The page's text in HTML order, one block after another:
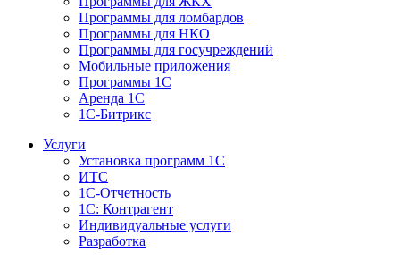
Программы для ломбардов
Программы для НКО
Программы для госучреждений
Мобильные приложения
Программы 1С
Аренда 1С
1С-Битрикс
Услуги
Установка программ 1С
ИТС
1С-Отчетность
1С: Контрагент
Индивидуальные услуги
Разработка